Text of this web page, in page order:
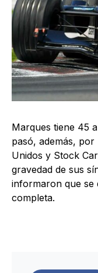
Marques tiene 45
pasó, además, por
Unidos y Stock
gravedad de sus
informaron que se
completa.